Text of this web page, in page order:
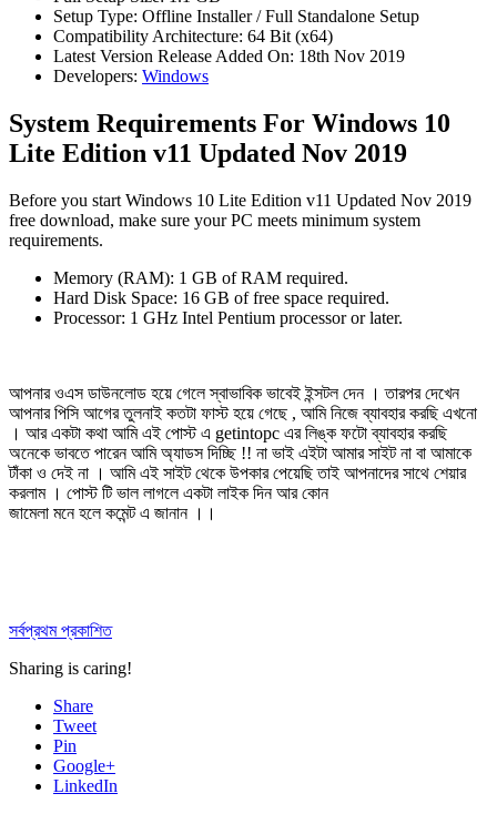
Setup Type: Offline Installer / Full Standalone Setup
Compatibility Architecture: 64 Bit (x64)
Latest Version Release Added On: 18th Nov 2019
Developers: Windows
System Requirements For Windows 10
Lite Edition v11 Updated Nov 2019
Before you start Windows 10 Lite Edition v11 Updated Nov 2019
free download, make sure your PC meets minimum system
requirements.
Memory (RAM): 1 GB of RAM required.
Hard Disk Space: 16 GB of free space required.
Processor: 1 GHz Intel Pentium processor or later.
আপনার ওএস ডাউনলোড হয়ে গেলে স্বাভাবিক ভাবেই ইন্সটল দেন । তারপর দেখেন
আপনার পিসি আগের তুলনাই কতটা ফাস্ট হয়ে গেছে , আমি নিজে ব্যাবহার করছি এখনো
। আর একটা কথা আমি এই পোস্ট এ getintopc এর লিঙ্ক ফটো ব্যাবহার করছি
অনেকে ভাবতে পারেন আমি অ্যাডস দিচ্ছি !! না ভাই এইটা আমার সাইট না বা আমাকে
টাঁকা ও দেই না । আমি এই সাইট থেকে উপকার পেয়েছি তাই আপনাদের সাথে শেয়ার
করলাম । পোস্ট টি ভাল লাগলে একটা লাইক দিন আর কোন
জামেলা মনে হলে কমেন্ট এ জানান ।।
সর্বপ্রথম প্রকাশিত
Sharing is caring!
Share
Tweet
Pin
Google+
LinkedIn